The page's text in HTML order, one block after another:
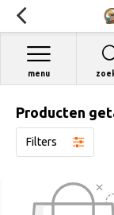
menu
Producten
Filters